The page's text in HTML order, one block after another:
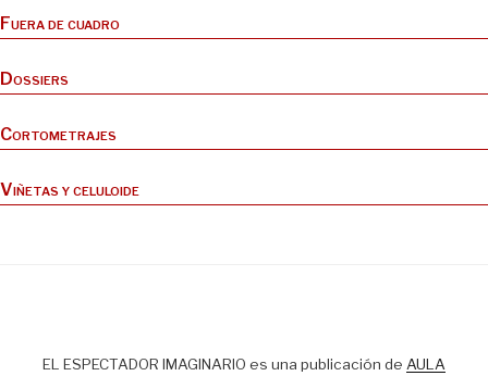
Fuera de cuadro
Dossiers
Cortometrajes
Viñetas y celuloide
EL ESPECTADOR IMAGINARIO es una publicación de AULA